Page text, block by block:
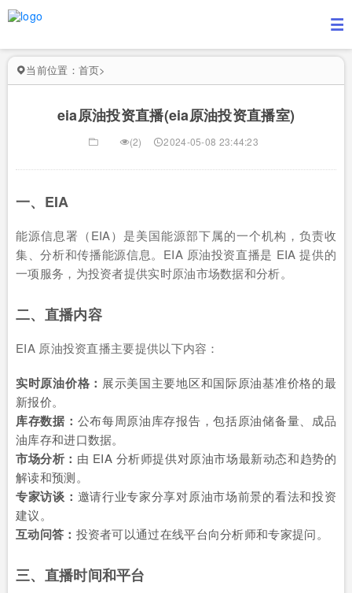
当前位置： 首页>
eia原油投资直播(eia原油投资直播室)
(2) 2024-05-08 23:44:23
一、EIA
能源信息署（EIA）是美国能源部下属的一个机构，负责收
集、分析和传播能源信息。EIA 原油投资直播是 EIA 提供的
一项服务，为投资者提供实时原油市场数据和分析。
二、直播内容
EIA 原油投资直播主要提供以下内容：
实时原油价格： 展示美国主要地区和国际原油基准价格的最
新报价。
库存数据： 公布每周原油库存报告，包括原油储备量、成品
油库存和进口数据。
市场分析： 由 EIA 分析师提供对原油市场最新动态和趋势的
解读和预测。
专家访谈： 邀请行业专家分享对原油市场前景的看法和投资
建议。
互动问答： 投资者可以通过在线平台向分析师和专家提问。
三、直播时间和平台